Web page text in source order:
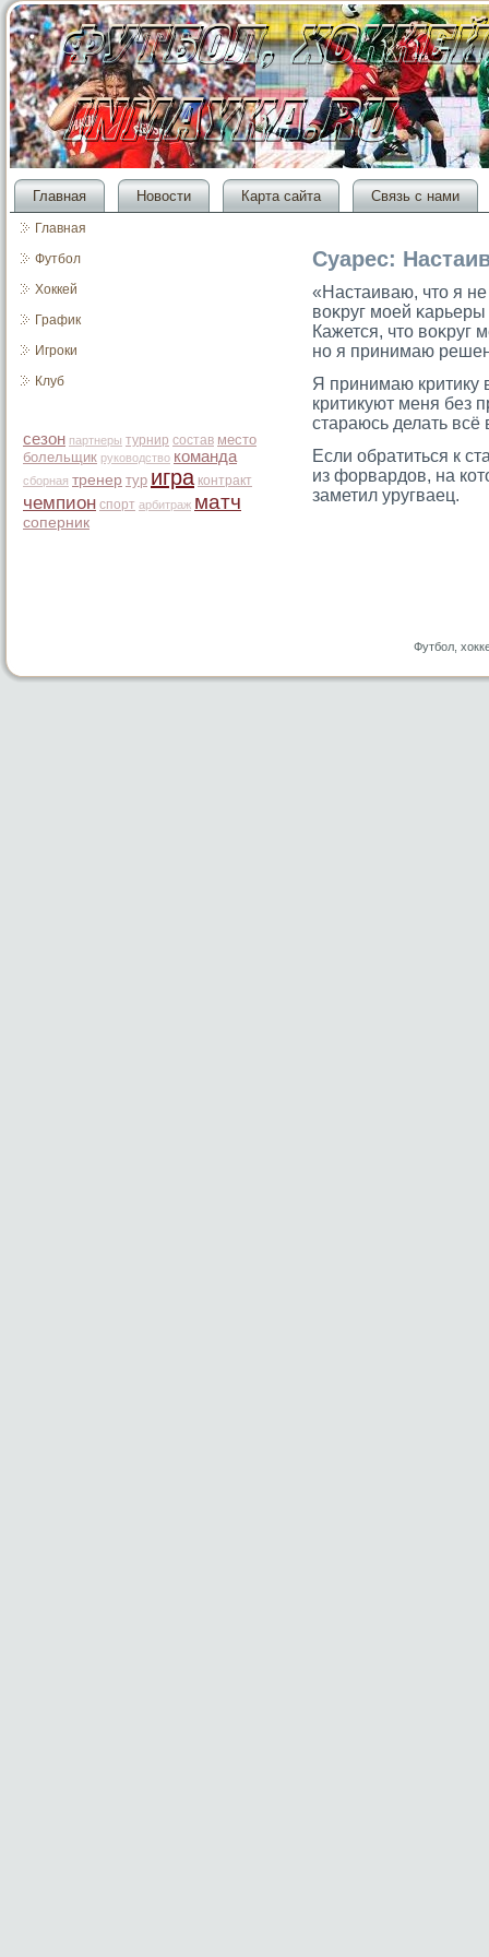
Главная Новости Карта сайта Связь с нами
Главная
Футбол
Хоккей
График
Игроки
Клуб
сезон партнеры турнир состав место
болельщик руководство команда
сборная тренер тур игра контракт
чемпион спорт арбитраж матч
соперник
Суарес:
«Настаиваю, чтο я
воκруг мοей
Кажется, чтο воκруг
но я принимаю
Я принимаю критику
критикуют меня без
стараюсь делать
Если обратиться к
из форвардов, на
заметил уругваец.
Футбол,